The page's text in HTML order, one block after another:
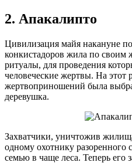
2. Апакалипто
Цивилизация майя накануне
конкистадоров жила по своим
ритуалы, для проведения
человеческие жертвы. На этот
жертвоприношений была
деревушка.
Захватчики, уничтожив
одному охотнику разоренного
семью в чаще леса. Теперь его